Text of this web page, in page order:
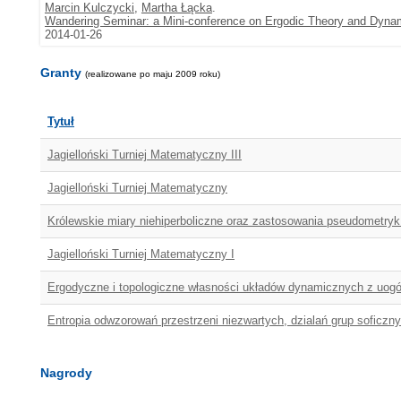
Marcin Kulczycki, Martha Łącka.
Wandering Seminar: a Mini-conference on Ergodic Theory and
2014-01-26
Granty (realizowane po maju 2009 roku)
Tytuł
Jagielloński Turniej Matematyczny III
Jagielloński Turniej Matematyczny
Królewskie miary niehiperboliczne oraz zastosowania
Jagielloński Turniej Matematyczny I
Ergodyczne i topologiczne własności układów dynamicznych z
Entropia odwzorowań przestrzeni niezwartych, dzialań grup
Nagrody